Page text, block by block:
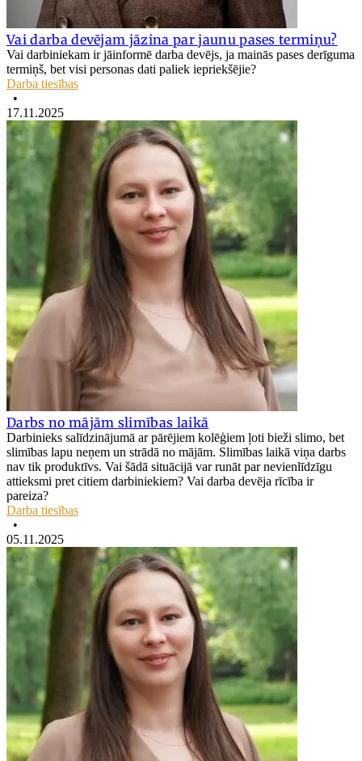
Vai darba devējam jāzina par jaunu pases termiņu?
Vai darbiniekam ir jāinformē darba devējs, ja mainās pases derīguma
termiņš, bet visi personas dati paliek iepriekšējie?
Darba tiesības
•
17.11.2025
Darbs no mājām slimības laikā
Darbinieks salīdzinājumā ar pārējiem kolēģiem ļoti bieži slimo, bet
slimības lapu neņem un strādā no mājām. Slimības laikā viņa darbs
nav tik produktīvs. Vai šādā situācijā var runāt par nevienlīdzīgu
attieksmi pret citiem darbiniekiem? Vai darba devēja rīcība ir
pareiza?
Darba tiesības
•
05.11.2025